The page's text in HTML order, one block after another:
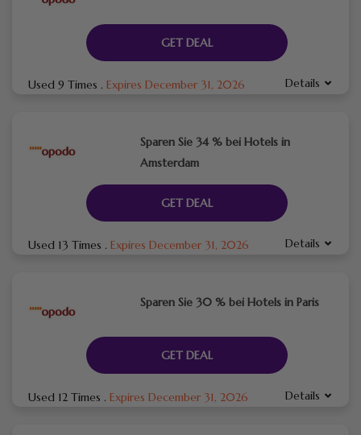
GET DEAL
Used 9 Times . Expires December 31, 2026 Details
Sparen Sie 34 % bei Hotels in
Amsterdam
GET DEAL
Used 13 Times . Expires December 31, 2026 Details
Sparen Sie 30 % bei Hotels in Paris
GET DEAL
Used 12 Times . Expires December 31, 2026 Details